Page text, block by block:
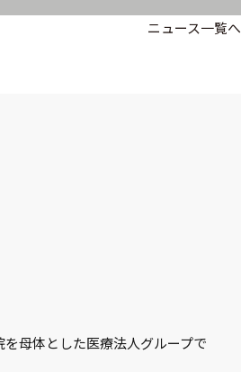
ニュース一覧へ
母体とした医療法人グループで